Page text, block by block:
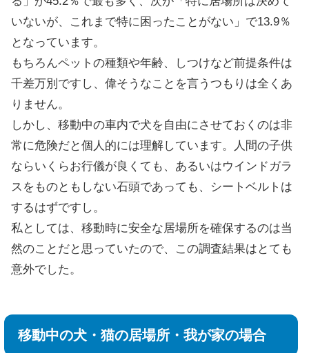
いないが、これまで特に困ったことがない」で13.9％
となっています。
もちろんペットの種類や年齢、しつけなど前提条件は
千差万別ですし、偉そうなことを言うつもりは全くあ
りません。
しかし、移動中の車内で犬を自由にさせておくのは非
常に危険だと個人的には理解しています。人間の子供
ならいくらお行儀が良くても、あるいはウインドガラ
スをものともしない石頭であっても、シートベルトは
するはずですし。
私としては、移動時に安全な居場所を確保するのは当
然のことだと思っていたので、この調査結果はとても
意外でした。
移動中の犬・猫の居場所・我が家の場合